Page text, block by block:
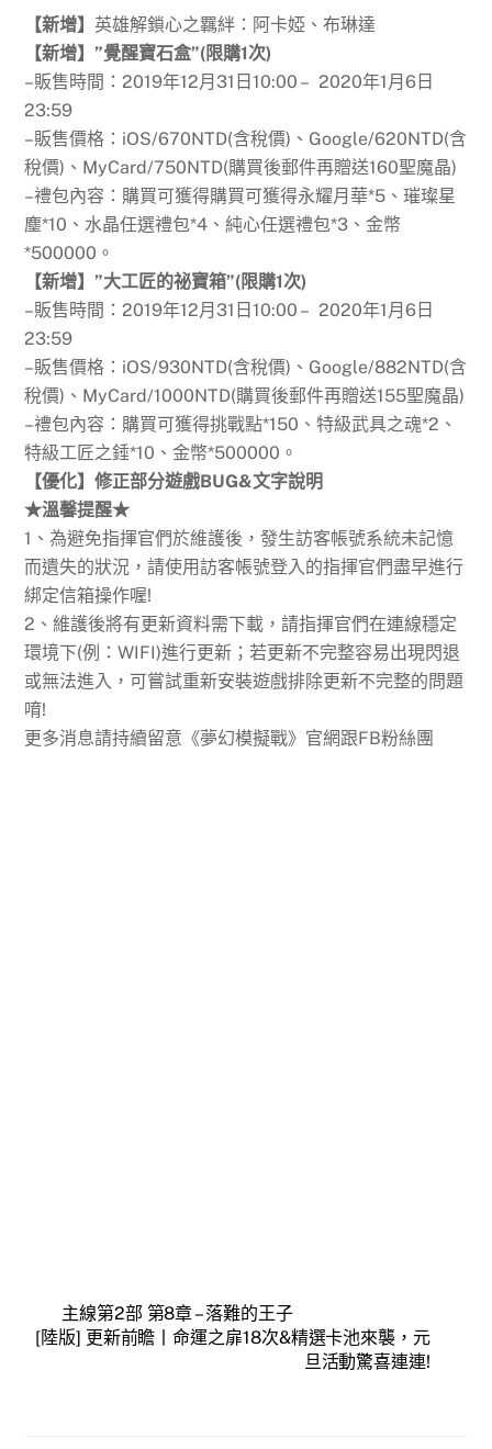
【新增】英雄解鎖心之羈絆：阿卡婭、布琳達
【新增】”覺醒寶石盒”(限購1次)
–販售時間：2019年12月31日10:00 – 2020年1月6日
23:59
–販售價格：iOS/670NTD(含稅價)、Google/620NTD(含
稅價)、MyCard/750NTD(購買後郵件再贈送160聖魔晶)
–禮包內容：購買可獲得購買可獲得永耀月華*5、璀璨星
塵*10、水晶任選禮包*4、純心任選禮包*3、金幣
*500000。
【新增】”大工匠的祕寶箱”(限購1次)
–販售時間：2019年12月31日10:00 – 2020年1月6日
23:59
–販售價格：iOS/930NTD(含稅價)、Google/882NTD(含
稅價)、MyCard/1000NTD(購買後郵件再贈送155聖魔晶)
–禮包內容：購買可獲得挑戰點*150、特級武具之魂*2、
特級工匠之錘*10、金幣*500000。
【優化】修正部分遊戲BUG&文字說明
★溫馨提醒★
1、為避免指揮官們於維護後，發生訪客帳號系統未記憶
而遺失的狀況，請使用訪客帳號登入的指揮官們盡早進行
綁定信箱操作喔!
2、維護後將有更新資料需下載，請指揮官們在連線穩定
環境下(例：WIFI)進行更新；若更新不完整容易出現閃退
或無法進入，可嘗試重新安裝遊戲排除更新不完整的問題
唷!
更多消息請持續留意《夢幻模擬戰》官網跟FB粉絲團
主線第2部 第8章 – 落難的王子
[陸版] 更新前瞻丨命運之扉18次&精選卡池來襲，元
旦活動驚喜連連!